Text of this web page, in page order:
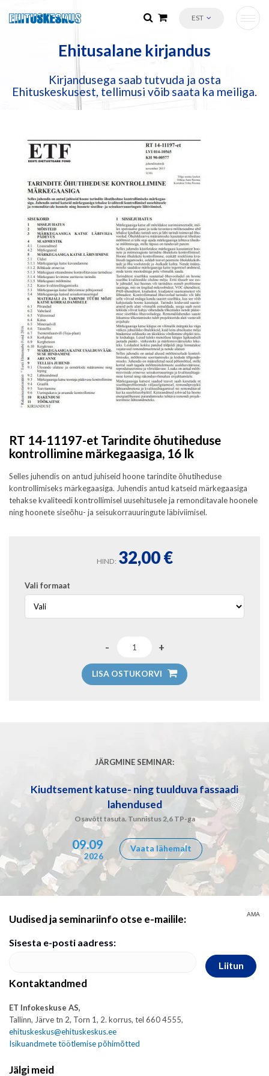
EST
Ehitusalane kirjandus
Kirjandusega saab tutvuda ja osta
Ehituskeskusest, tellimusi võib saata ka meiliga.
RT 14-11197-et Tarindite õhutiheduse
kontrollimine märkegaasiga, 16 lk
Selles juhendis on antud juhiseid hoone tarindite õhutiheduse
kontrollimiseks märkegaasiga. Juhendis antud katseid märkegaasiga
tehakse kvaliteedi kontrollimisel uusehitusele ja remonditavale hoonele
ning hoonete siseõhu- ja seisukorrauuringute läbiviimisel.
HIND: 32,00€
Vali formaat
LISA OSTUKORVI
JÄRGMINE SEMINAR:
Kiudtsement katuse- ning tuulduva fassaadi
lahendused
Osavõtt tasuta. Tunnistus 2,6 TP-ga
09.09
2026
Vaata lähemalt
Uudised ja seminariinfo otse e-mailile:
Sisesta e-posti aadress:
Liitun
Kontaktandmed
ET Infokeskuse AS,
Tallinn, Järve tn 2, Torn 1, 2. korrus, tel 660 4555,
ehituskeskus@ehituskeskus.ee
Isikuandmete töötlemise põhimõtted
Jälgi meid
AMA